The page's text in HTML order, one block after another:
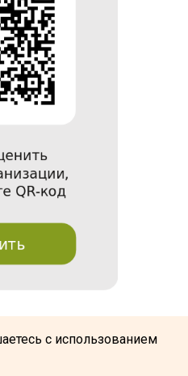
с использованием